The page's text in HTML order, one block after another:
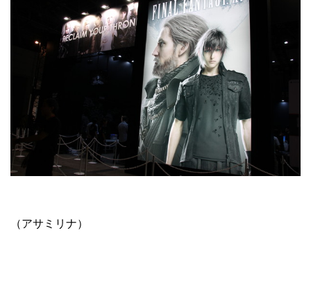
（アサミリナ）